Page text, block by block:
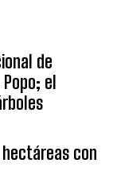
de
el
con